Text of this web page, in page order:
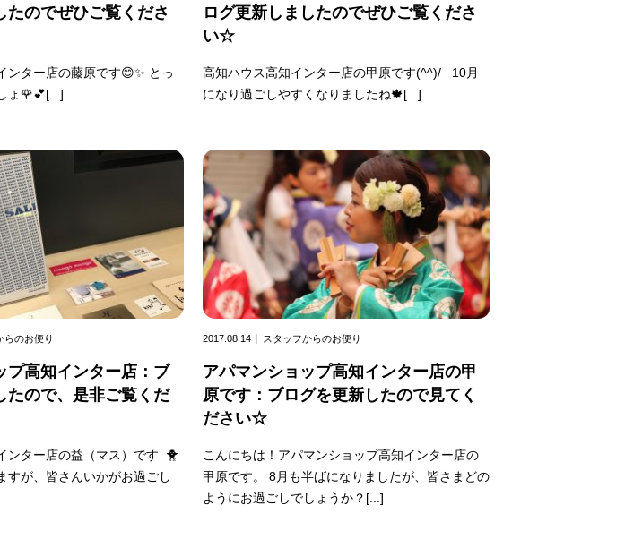
たのでぜひご覧くださ
ンター店の藤原です😊✨ とっ
ょ🌹💕[...]
ログ更新しましたのでぜひご覧くださ
い☆
高知ハウス高知インター店の甲原です(^^)/ 10月
になり過ごしやすくなりましたね🍁[...]
らのお便り
プ高知インター店：ブ
たので、是非ご覧くだ
ンター店の益（マス）です 🐥
すが、皆さんいかがお過ごし
2017.08.14 スタッフからのお便り
アパマンショップ高知インター店の甲
原です：ブログを更新したので見てく
ださい☆
こんにちは！アパマンショップ高知インター店の
甲原です。 8月も半ばになりましたが、皆さまどの
ようにお過ごしでしょうか？[...]